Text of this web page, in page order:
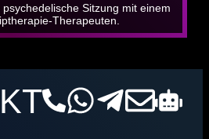
Sitzung mit einem
Therapeuten.